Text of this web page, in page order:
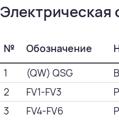
Электрическая
№ Обозначение
1
(QW) QSG
2
FV1-FV3
3
FV4-FV6